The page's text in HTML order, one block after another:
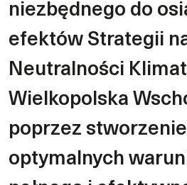
niezbędnego do
efektów Strategii
Neutralności
Wielkopolska
poprzez stworzenie
optymalnych